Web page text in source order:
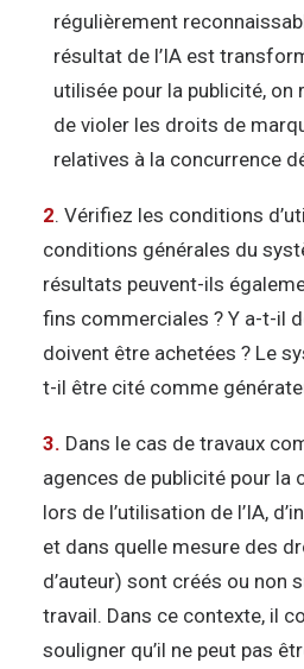
régulièrement
résultat de l’IA est
utilisée pour la publicité, on
de violer les droits de
relatives à la concurrence
2. Vérifiez les conditions
conditions générales du
résultats peuvent-ils
fins commerciales ? Y a-t-il
doivent être achetées ? Le
t-il être cité comme
3. Dans le cas de travaux
agences de publicité pour la
lors de l’utilisation de l’IA,
et dans quelle mesure des
d’auteur) sont créés ou non
travail. Dans ce contexte, il
souligner qu’il ne peut pas